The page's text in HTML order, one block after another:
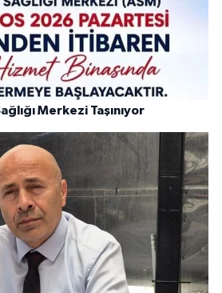
Merkezi Taşınıyor